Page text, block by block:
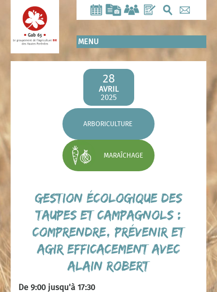
contenu
principal
MENU
28
AVRIL
2025
ARBORICULTURE
MARAÎCHAGE
Gestion écologique des
taupes et campagnols :
comprendre, prévenir et
agir efficacement avec
Alain Robert
De 9:00 jusqu'à 17:30